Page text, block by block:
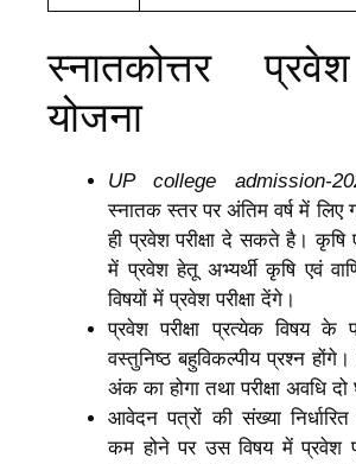
स्नातकोत्तर प्रवेश
योजना
UP college admission-
स्नातक स्तर पर अंतिम वर्ष में लिए
ही प्रवेश परीक्षा दे सकते है। कृषि
में प्रवेश हेतू अभ्यर्थी कृषि एवं
विषयों में प्रवेश परीक्षा देंगे।
प्रवेश परीक्षा प्रत्येक विषय के
वस्तुनिष्ठ बहुविकल्पीय प्रश्न
अंक का होगा तथा परीक्षा अवधि
आवेदन पत्रों की संख्या
कम होने पर उस विषय में प्रवेश